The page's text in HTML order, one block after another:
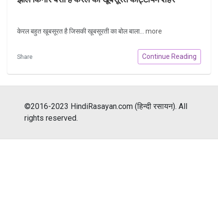
केरल बहुत खूबसूरत है जिसकी खूबसूरती का बोल बाला... more
Share Continue Reading
©2016-2023 HindiRasayan.com (हिन्दी रसायन). All
rights reserved.